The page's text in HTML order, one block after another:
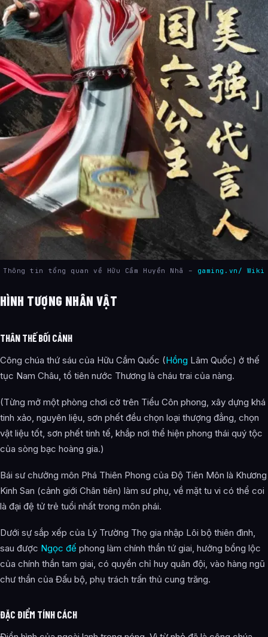
Thông tin tổng quan về Hữu Cầm Huyền Nhã – gaming.vn/ Wiki
HÌNH TƯỢNG NHÂN VẬT
THÂN THẾ BỐI CẢNH
Công chúa thứ sáu của Hữu Cầm Quốc (Hồng Lâm Quốc) ở thế
tục Nam Châu, tổ tiên nước Thương là cháu trai của nàng.
(Từng mở một phòng chơi cờ trên Tiểu Côn phong, xây dựng khá
tinh xảo, nguyên liệu, sơn phết đều chọn loại thượng đẳng, chọn
vật liệu tốt, sơn phết tinh tế, khắp nơi thể hiện phong thái quý tộc
của sòng bạc hoàng gia.)
Bái sư chưởng môn Phá Thiên Phong của Độ Tiên Môn là Khương
Kinh San (cảnh giới Chân tiên) làm sư phụ, về mặt tu vi có thể coi
là đại đệ tử trẻ tuổi nhất trong môn phái.
Dưới sự sắp xếp của Lý Trường Thọ gia nhập Lôi bộ thiên đình,
sau được Ngọc đế phong làm chính thần tứ giai, hưởng bổng lộc
của chính thần tam giai, có quyền chỉ huy quân đội, vào hàng ngũ
chư thần của Đấu bộ, phụ trách trấn thủ cung trăng.
ĐẶC ĐIỂM TÍNH CÁCH